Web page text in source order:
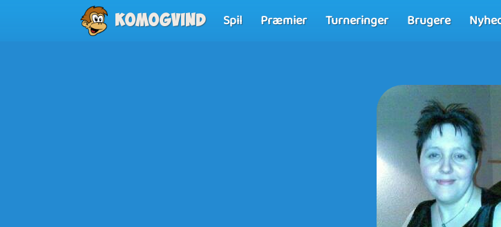
Komogvind Spil Præmier Turneringer Brugere